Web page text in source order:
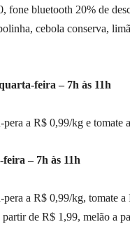
bluetooth 20% de
cebola conserva,
feira – 7h às 11h
a R$ 0,99/kg e tomate
– 7h às 11h
a R$ 0,99/kg, tomate
de R$ 1,99, melão a